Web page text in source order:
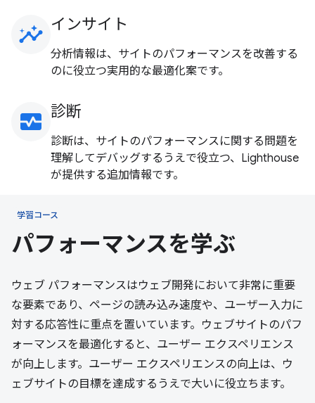
insights インサイト
分析情報は、サイトのパフォーマンスを改善する
のに役立つ実用的な最適化案です。
monitor_heart 診断
診断は、サイトのパフォーマンスに関する問題を
理解してデバッグするうえで役立つ、Lighthouse
が提供する追加情報です。
学習コース
パフォーマンスを学ぶ
ウェブ パフォーマンスはウェブ開発において非常に重要
な要素であり、ページの読み込み速度や、ユーザー入力に
対する応答性に重点を置いています。ウェブサイトのパフ
ォーマンスを最適化すると、ユーザー エクスペリエンス
が向上します。ユーザー エクスペリエンスの向上は、ウ
ェブサイトの目標を達成するうえで大いに役立ちます。